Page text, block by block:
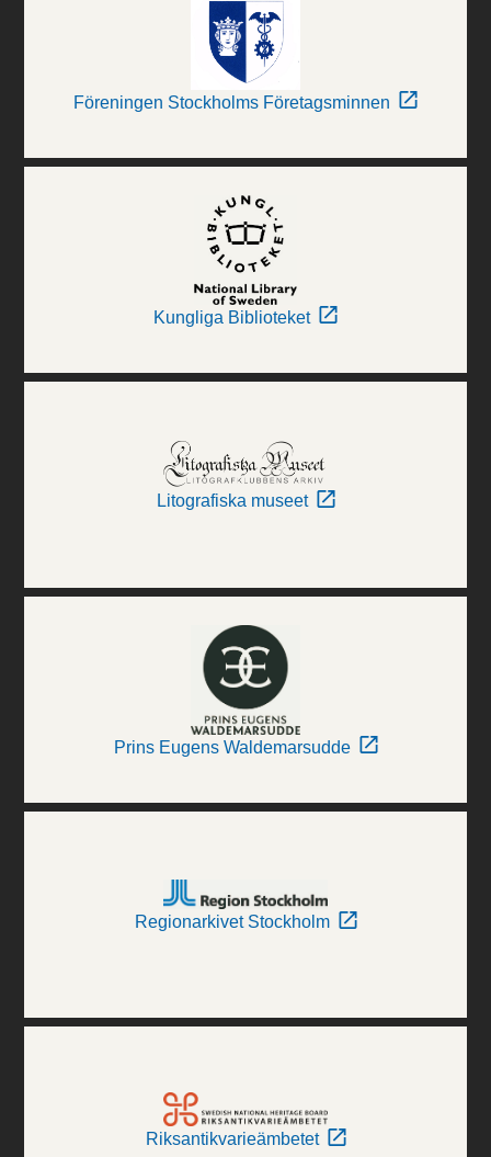
Föreningen Stockholms Företagsminnen
Kungliga Biblioteket
Litografiska museet
Prins Eugens Waldemarsudde
Regionarkivet Stockholm
Riksantikvarieämbetet